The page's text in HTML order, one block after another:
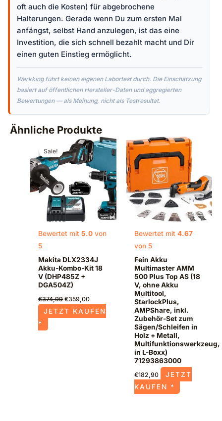
oft auch die Kosten) für abgebrochene
Halterungen. Gerade wenn Du zum ersten Mal
anfängst, selbst Hand anzulegen, ist das eine
Investition, die sich schnell bezahlt macht und Dir
einen guten Einstieg ermöglicht.
Werkking führt keinen eigenen Labortest durch. Die Einschätzung
basiert auf öffentlichen Hersteller-Daten und aggregierten
Bewertungen — als Meinung, nicht als Testresultat.
Ähnliche Produkte
Sale!
Sale!
Bewertet mit5.0 von
5
Makita DLX2334J
Akku-Kombo-Kit 18
V (DHP485Z +
DGA504Z)
€374,99
Ursprünglicher
Preis
war:
€374,99
€359,00
Aktueller
Preis
ist:
€359,00.
JETZT KAUFEN
*
Bewertet mit 4.67
von 5
Fein Akku
Multimaster AMM
500 Plus Top AS (18
V, ohne Akku
Multitool,
StarlockPlus,
AMPShare, inkl.
Zubehör-Set zum
Sägen/Schleifen in
Holz + Metall,
Multifunktionswerkzeug,
in L-Boxx)
71293863000
€182,90
JETZT
KAUFEN *